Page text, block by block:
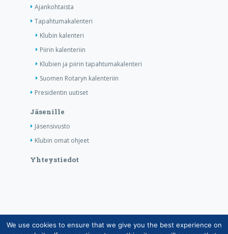
Ajankohtaista
Tapahtumakalenteri
Klubin kalenteri
Piirin kalenteriin
Klubien ja piirin tapahtumakalenteri
Suomen Rotaryn kalenteriin
Presidentin uutiset
Jäsenille
Jäsensivusto
Klubin omat ohjeet
Yhteystiedot
Copyright © Suomen Rotarypalvelu ry 2026 |
We use cookies to ensure that we give you the best experience on